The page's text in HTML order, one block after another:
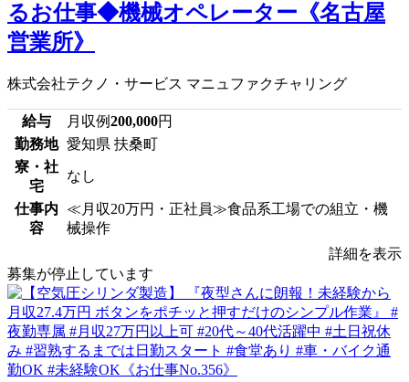
るお仕事◆機械オペレーター《名古屋
営業所》
株式会社テクノ・サービス マニュファクチャリング
給与 月収例200,000円
勤務地 愛知県 扶桑町
寮・社
宅
なし
仕事内
容
≪月収20万円・正社員≫食品系工場での組立・機
械操作
詳細を表示
募集が停止しています